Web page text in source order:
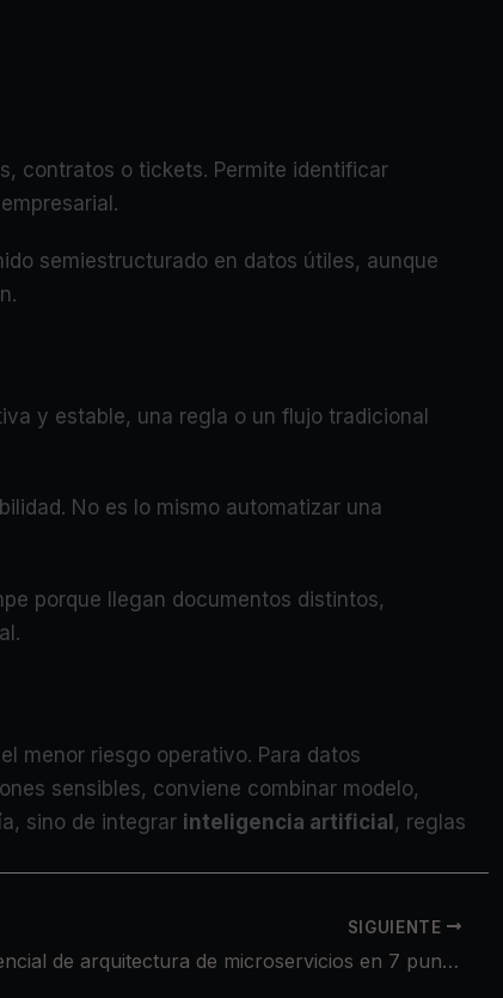
contratos o tickets. Permite identificar
semiestructurado en datos útiles, aunque
y estable, una regla o un flujo tradicional
No es lo mismo automatizar una
porque llegan documentos distintos,
menor riesgo operativo. Para datos
sensibles, conviene combinar modelo,
sino de integrar inteligencia artificial, reglas
SIGUIENTE
.NET: guía esencial de arquitectura de microservicios en 7 puntos